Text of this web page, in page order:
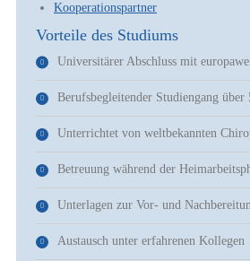
Kooperationspartner
Vorteile des Studiums
Universitärer Abschluss mit
Berufsbegleitender Studiengang über
Unterrichtet von weltbekannten
Betreuung während der
Unterlagen zur Vor- und
Austausch unter erfahrenen Kollegen